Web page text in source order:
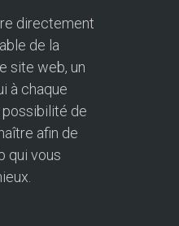
directement
de la
site web, un
à chaque
possibilité de
afin de
qui vous